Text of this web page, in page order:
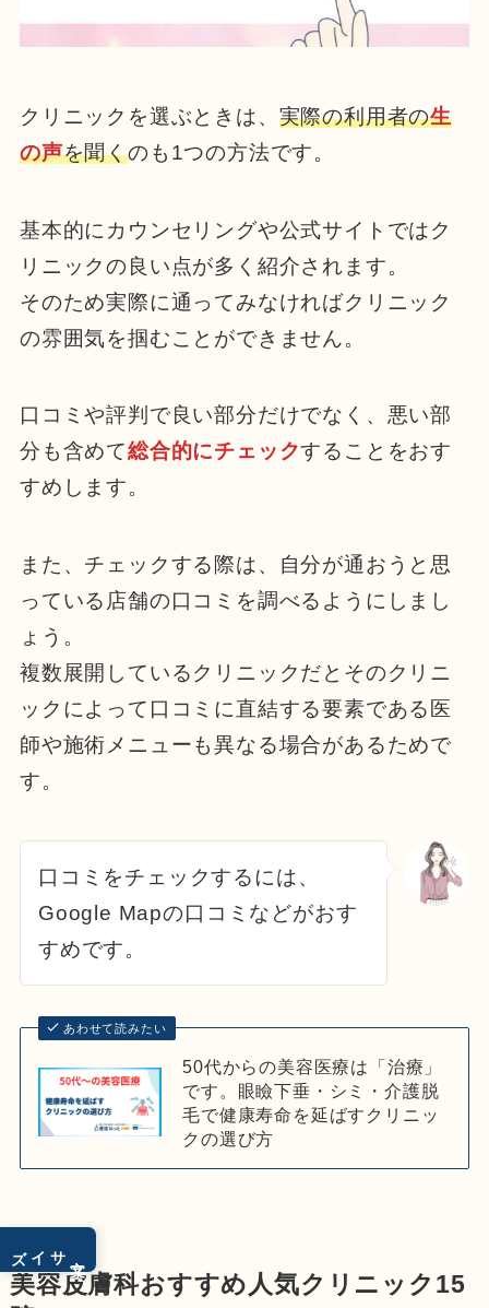
サイズ
クリニックを選ぶときは、 実際の利用者の生
の声を聞くのも1つの方法です。
基本的にカウンセリングや公式サイトではク
リニックの良い点が多く紹介されます。
そのため実際に通ってみなければクリニック
の雰囲気を掴むことができません。
口コミや評判で良い部分だけでなく、悪い部
分も含めて総合的にチェックすることをおす
すめします。
また、チェックする際は、自分が通おうと思
っている店舗の口コミを調べるようにしまし
ょう。
複数展開しているクリニックだとそのクリニ
ックによって口コミに直結する要素である医
師や施術メニューも異なる場合があるためで
す。
口コミをチェックするには、
Google Mapの口コミなどがおす
すめです。
あわせて読みたい
50代からの美容医療は「治療」
です。眼瞼下垂・シミ・介護脱
毛で健康寿命を延ばすクリニッ
クの選び方
美容皮膚科おすすめ人気クリニック15